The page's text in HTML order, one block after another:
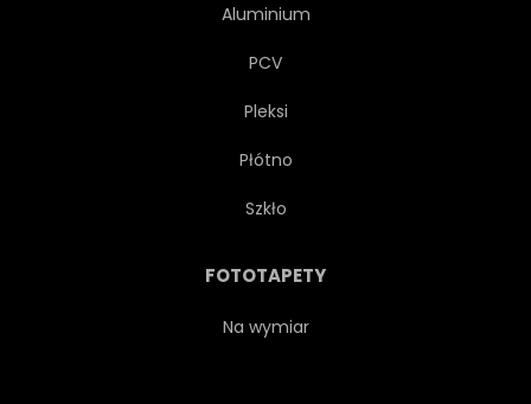
Aluminium
PCV
Pleksi
Płótno
Szkło
FOTOTAPETY
Na wymiar